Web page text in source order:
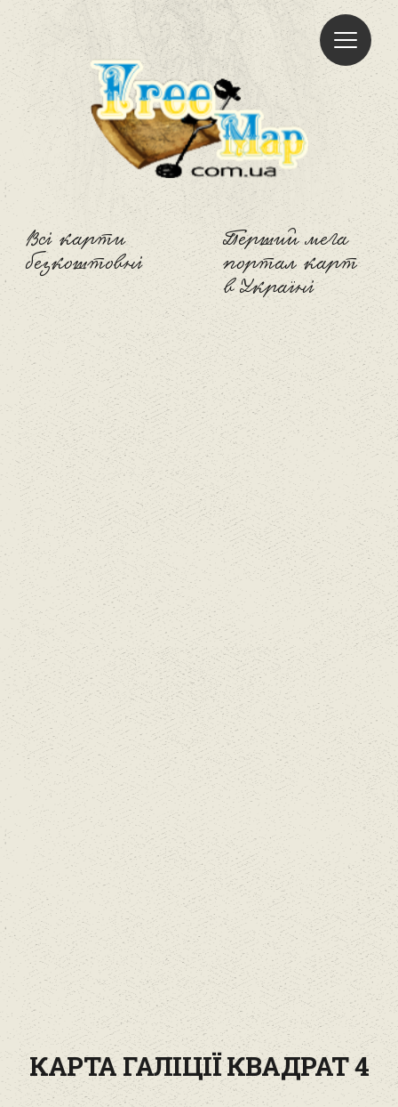
Всі карти
безкоштовні
Freemap
Перший мега
портал карт
в Україні
КАРТА ГАЛІЦІЇ КВАДРАТ 4